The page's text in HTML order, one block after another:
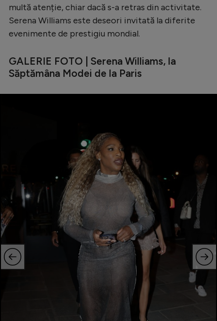
Bundesliga
Ligue 1
Starurile fotbalului
EURO 2024
Stranieri
Tenis
Handbal
Natație
Formula 1
Gimnastică
multă atenție, chiar dacă s-a retras din activitate.
Serena Williams este deseori invitată la diferite
evenimente de prestigiu mondial.
GALERIE FOTO | Serena Williams, la
Săptămâna Modei de la Paris